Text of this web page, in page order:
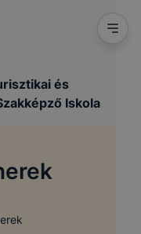
és
Iskola